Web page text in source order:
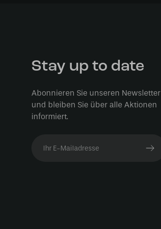
Stay up to date
Abonnieren Sie unseren Newsletter
und bleiben Sie über alle Aktionen
informiert.